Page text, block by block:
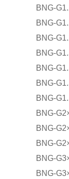
BNG-
BNG-
BNG-
BNG-
BNG-
BNG-
BNG-
BNG-
BNG-
BNG-
BNG-
BNG-